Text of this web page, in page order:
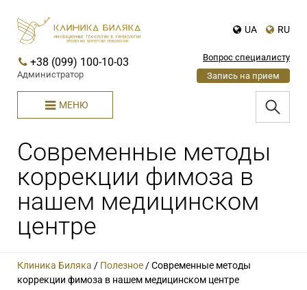
UA RU
+38 (099) 100-10-03
Администратор
Вопрос специалисту
Запись на прием
МЕНЮ
Современные методы
коррекции фимоза в
нашем медицинском
центре
Клиника Биляка / Полезное/Современные методы
коррекции фимоза в нашем медицинском центре